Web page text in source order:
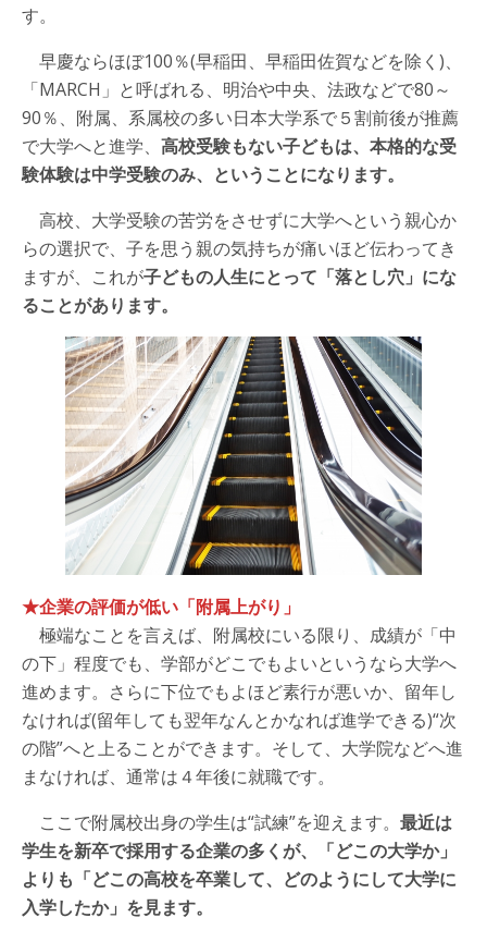
す。
早慶ならほぼ100％(早稲田、早稲田佐賀などを除く)、
「MARCH」と呼ばれる、明治や中央、法政などで80～
90％、附属、系属校の多い日本大学系で５割前後が推薦
で大学へと進学、 高校受験もない子どもは、本格的な受
験体験は中学受験のみ、ということになります。
高校、大学受験の苦労をさせずに大学へという親心か
らの選択で、子を思う親の気持ちが痛いほど伝わってき
ますが、これが子どもの人生にとって「落とし穴」にな
ることがあります。
★企業の評価が低い「附属上がり」
極端なことを言えば、附属校にいる限り、成績が「中
の下」程度でも、学部がどこでもよいというなら大学へ
進めます。さらに下位でもよほど素行が悪いか、留年し
なければ(留年しても翌年なんとかなれば進学できる)“次
の階”へと上ることができます。そして、大学院などへ進
まなければ、通常は４年後に就職です。
ここで附属校出身の学生は“試練”を迎えます。 最近は
学生を新卒で採用する企業の多くが、「どこの大学か」
よりも「どこの高校を卒業して、どのようにして大学に
入学したか」を見ます。